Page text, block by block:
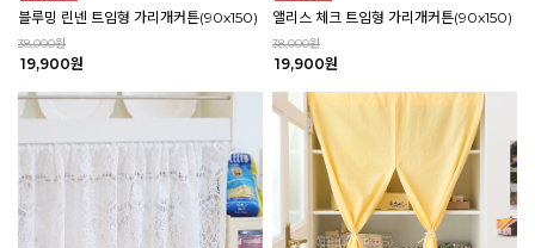
블루밍 린넨 트임형 가리개커튼(90x150)
38,000원
19,900원
앨리스 체크 트임형 가리개커튼(90x150)
38,000원
19,900원